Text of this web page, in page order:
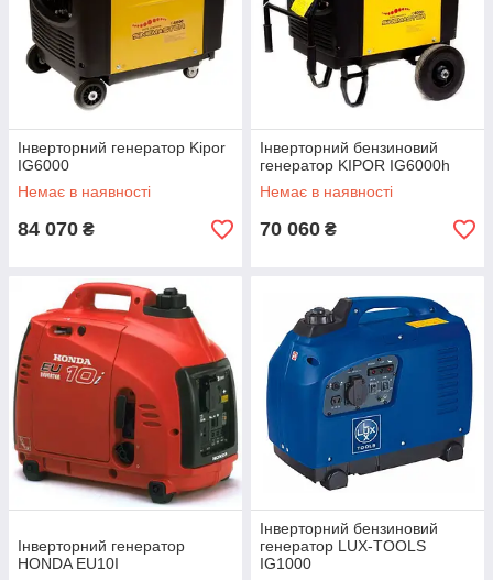
Інверторний генератор Kipor
IG6000
Немає в наявності
84 070 ₴
Інверторний бензиновий
генератор KIPOR IG6000h
Немає в наявності
70 060 ₴
Інверторний генератор
HONDA EU10I
Інверторний бензиновий
генератор LUX-TOOLS
IG1000